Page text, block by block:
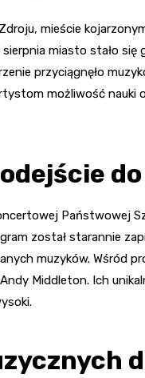
mieście
miasto stało
przyciągnęło
możliwość nauki
Państwowej
został starannie
muzyków. Wśród
Middleton. Ich